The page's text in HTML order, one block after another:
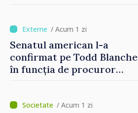
/ Acum 1 zi
Senatul american l-a
confirmat pe Todd Blanche
în funcția de procuror
/ Acum 1 zi